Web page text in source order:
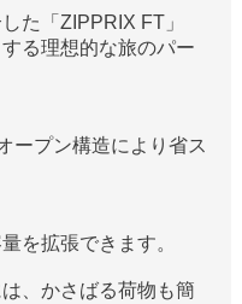
た「ZIPPRIX FT」
る理想的な旅のパー
ープン構造により省ス
を拡張できます。
、かさばる荷物も簡